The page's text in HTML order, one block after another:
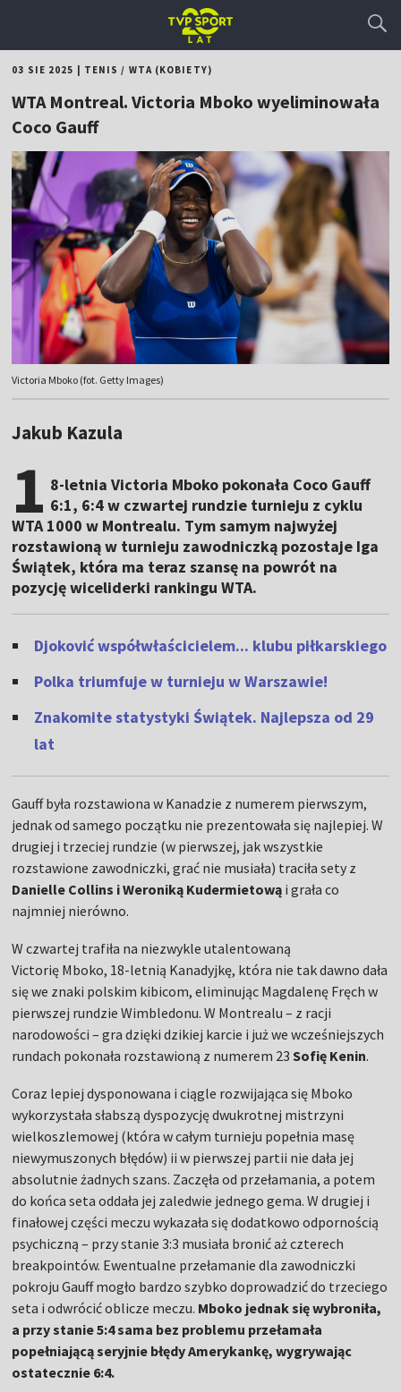
03 SIE 2025 TENIS / WTA (KOBIETY)
WTA Montreal. Victoria Mboko wyeliminowała
Coco Gauff
Victoria Mboko (fot. Getty Images)
Jakub Kazula
1 8-letnia Victoria Mboko pokonała Coco Gauff
6:1, 6:4 w czwartej rundzie turnieju z cyklu
WTA 1000 w Montrealu. Tym samym najwyżej
rozstawioną w turnieju zawodniczką pozostaje Iga
Świątek, która ma teraz szansę na powrót na
pozycję wiceliderki rankingu WTA.
Djoković współwłaścicielem... klubu piłkarskiego
Polka triumfuje w turnieju w Warszawie!
Znakomite statystyki Świątek. Najlepsza od 29
lat
Gauff była rozstawiona w Kanadzie z numerem pierwszym,
jednak od samego początku nie prezentowała się najlepiej. W
drugiej i trzeciej rundzie (w pierwszej, jak wszystkie
rozstawione zawodniczki, grać nie musiała) traciła sety z
Danielle Collins i Weroniką Kudermietową i grała co
najmniej nierówno.
W czwartej trafiła na niezwykle utalentowaną
Victorię Mboko, 18-letnią Kanadyjkę, która nie tak dawno dała
się we znaki polskim kibicom, eliminując Magdalenę Fręch w
pierwszej rundzie Wimbledonu. W Montrealu – z racji
narodowości – gra dzięki dzikiej karcie i już we wcześniejszych
rundach pokonała rozstawioną z numerem 23Sofię Kenin.
Coraz lepiej dysponowana i ciągle rozwijająca się Mboko
wykorzystała słabszą dyspozycję dwukrotnej mistrzyni
wielkoszlemowej (która w całym turnieju popełnia masę
niewymuszonych błędów) ii w pierwszej partii nie dała jej
absolutnie żadnych szans. Zaczęła od przełamania, a potem
do końca seta oddała jej zaledwie jednego gema. W drugiej i
finałowej części meczu wykazała się dodatkowo odpornością
psychiczną – przy stanie 3:3 musiała bronić aż czterech
breakpointów. Ewentualne przełamanie dla zawodniczki
pokroju Gauff mogło bardzo szybko doprowadzić do trzeciego
seta i odwrócić oblicze meczu. Mboko jednak się wybroniła,
a przy stanie 5:4 sama bez problemu przełamała
popełniającą seryjnie błędy Amerykankę, wygrywając
ostatecznie 6:4.